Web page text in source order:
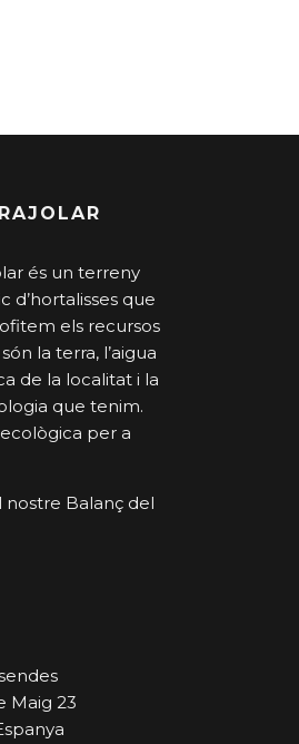
és un terreny
d’hortalisses que
els recursos
la terra, l’aigua
de la localitat i la
que tenim.
per a
nostre Balanç del
Maig 23